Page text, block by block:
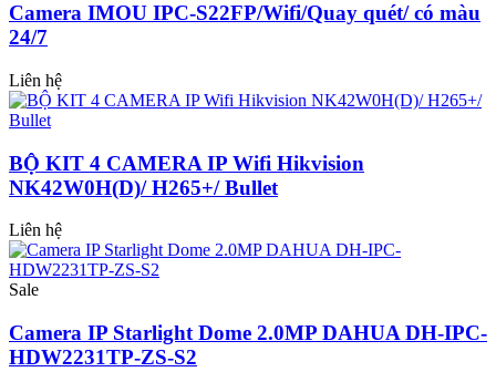
Camera IMOU IPC-S22FP/Wifi/Quay quét/ có màu
24/7
Liên hệ
BỘ KIT 4 CAMERA IP Wifi Hikvision
NK42W0H(D)/ H265+/ Bullet
Liên hệ
Sale
Camera IP Starlight Dome 2.0MP DAHUA DH-IPC-
HDW2231TP-ZS-S2